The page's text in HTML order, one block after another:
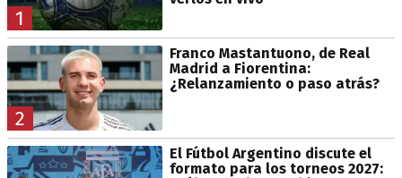
1
2
Franco Mastantuono, de Real
Madrid a Fiorentina:
¿Relanzamiento o paso atrás?
El Fútbol Argentino discute el
formato para los torneos 2027: